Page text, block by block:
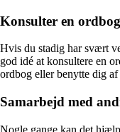
Konsulter en ordbog
Hvis du stadig har svært
god idé at konsultere en
ordbog eller benytte dig
Samarbejd med
Nogle gange kan det